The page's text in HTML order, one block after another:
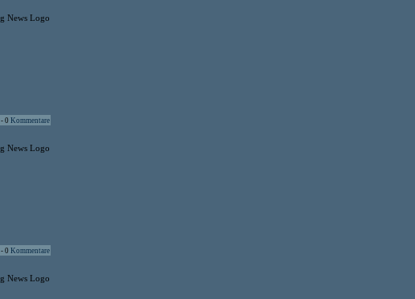
- 0 Kommentare
- 0 Kommentare